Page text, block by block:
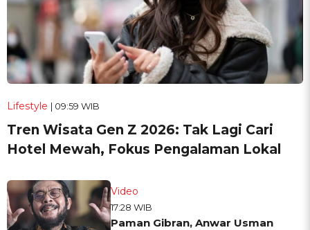
Lifestyle | 09:59 WIB
Tren Wisata Gen Z 2026: Tak Lagi Cari
Hotel Mewah, Fokus Pengalaman Lokal
Video
17:28 WIB
Paman Gibran, Anwar Usman